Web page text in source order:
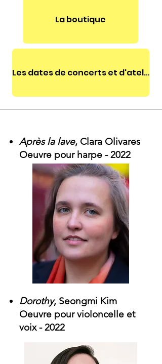
La boutique
Les dates de concerts et d'ateliers
Après la lave, Clara Olivares
Oeuvre pour harpe -2022
Dorothy, Seongmi Kim
Oeuvre pour violoncelle et
voix -2022